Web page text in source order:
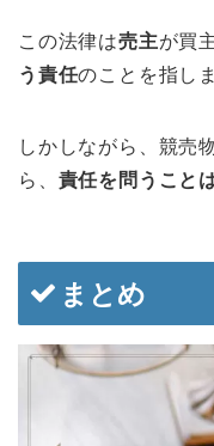
この法律は売主が買
う責任のことを指し
しかしながら、競売
ら、 責任を問うこと
まとめ